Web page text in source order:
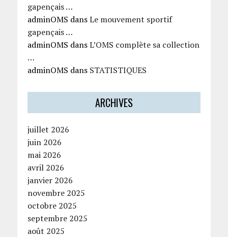
gapençais …
adminOMS dansLe mouvement sportif
gapençais …
adminOMS dansL’OMS complète sa collection
…
adminOMS dans STATISTIQUES
ARCHIVES
juillet 2026
juin 2026
mai 2026
avril 2026
janvier 2026
novembre 2025
octobre 2025
septembre 2025
août 2025